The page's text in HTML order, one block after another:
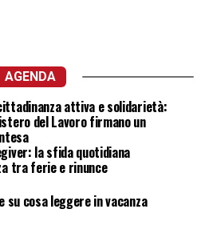
AGENDA
attiva e solidarietà:
del Lavoro firmano un
la sfida quotidiana
tra ferie e rinunce
su cosa leggere in vacanza